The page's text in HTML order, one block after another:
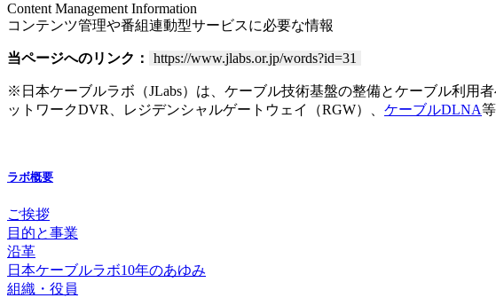
Content Management Information
コンテンツ管理や番組連動型サービスに必要な情報
当ページへのリンク： https://www.jlabs.or.jp/words?id=31
※日本ケーブルラボ（JLabs）は、ケーブル技術基盤の整備とケーブル利用
ットワークDVR、レジデンシャルゲートウェイ（RGW）、 ケーブルDLNA
ラボ概要
ご挨拶
目的と事業
沿革
日本ケーブルラボ10年のあゆみ
組織・役員